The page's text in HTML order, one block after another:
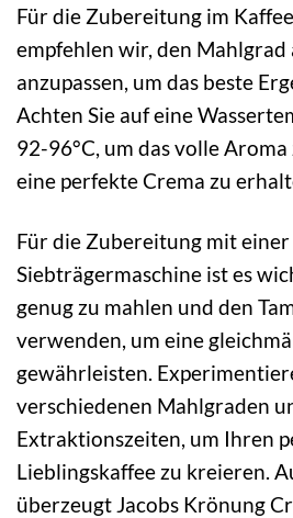
Für die Zubereitung im
empfehlen wir, den Mahlgrad
anzupassen, um das beste
Achten Sie auf eine
92-96°C, um das volle
eine perfekte Crema zu
Für die Zubereitung mit einer
Siebträgermaschine ist es
genug zu mahlen und den
verwenden, um eine
gewährleisten.
verschiedenen Mahlgraden
Extraktionszeiten, um Ihren
Lieblingskaffee zu kreieren.
überzeugt Jacobs Krönung